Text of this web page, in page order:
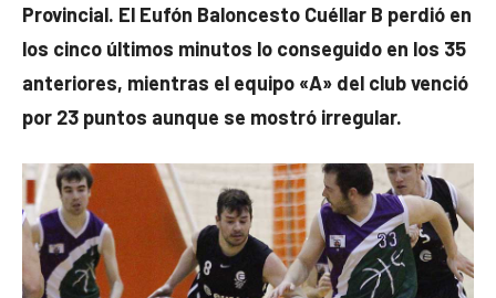
Provincial. El Eufón Baloncesto Cuéllar B perdió en
los cinco últimos minutos lo conseguido en los 35
anteriores, mientras el equipo «A» del club venció
por 23 puntos aunque se mostró irregular.